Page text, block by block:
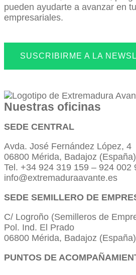
pueden ayudarte a avanzar en
empresariales.
SUSCRIBIRME A LA
Nuestras oficinas
SEDE CENTRAL
Avda. José Fernández López, 4
06800 Mérida, Badajoz (España)
Tel. +34 924 319 159 – 924 002
info@extremaduraavante.es
SEDE SEMILLERO DE
C/ Logroño (Semilleros de
Pol. Ind. El Prado
06800 Mérida, Badajoz (España)
PUNTOS DE